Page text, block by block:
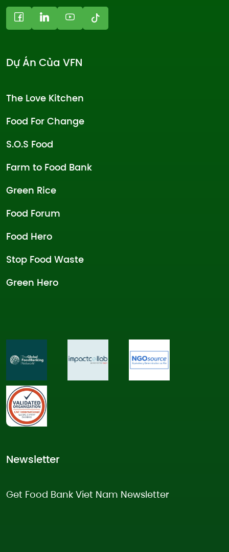
Dự Án Của VFN
The Love Kitchen
Food For Change
S.O.S Food
Farm to Food Bank
Green Rice
Food Forum
Food Hero
Stop Food Waste
Green Hero
Newsletter
Get Food Bank Viet Nam Newsletter